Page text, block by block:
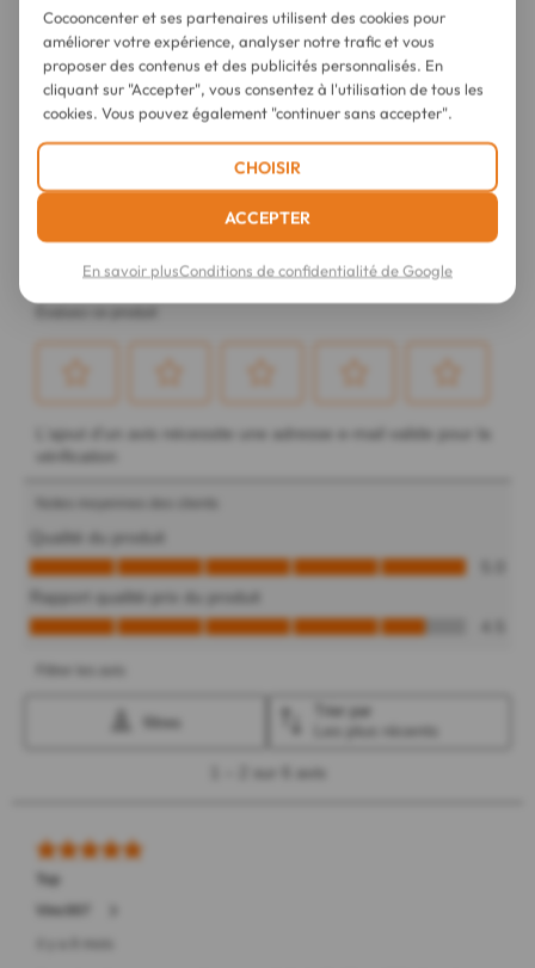
Cocooncenter et ses partenaires utilisent des cookies pour
améliorer votre expérience, analyser notre trafic et vous
proposer des contenus et des publicités personnalisés. En
cliquant sur "Accepter", vous consentez à l'utilisation de tous les
cookies. Vous pouvez également "continuer sans accepter".
CHOISIR
ACCEPTER
En savoir plusConditions de confidentialité de Google